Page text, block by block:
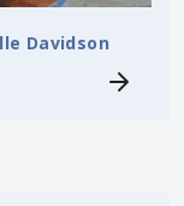
Davidson